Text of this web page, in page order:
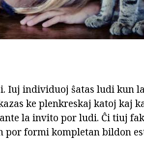
Iuj individuoj ŝatas ludi kun
ke plenkreskaj katoj kaj
la invito por ludi. Ĉi tiuj
por formi kompletan bildon